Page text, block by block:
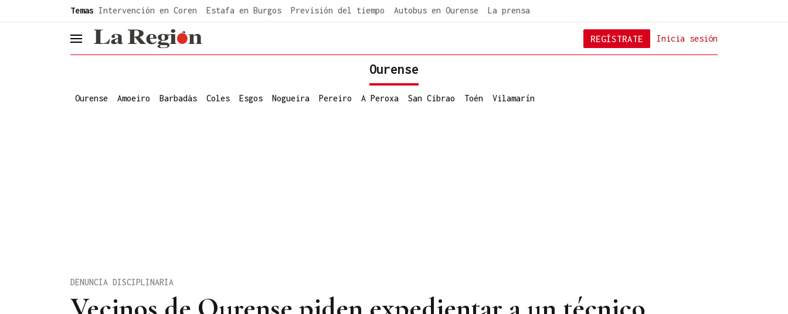
Temas Intervención en Coren Estafa en Burgos Previsión del tiempo Autobus en Ourense La prensa
header.menu.open Inicia sesión
REGÍSTRATE
Ourense
Ourense Amoeiro Barbadás Coles Esgos Nogueira Pereiro A Peroxa San Cibrao Toén Vilamarín
DENUNCIA DISCIPLINARIA